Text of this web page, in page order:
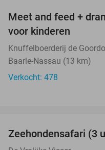
Meet and feed +
voor kinderen
Knuffelboerderij de
Baarle-Nassau (13 km)
Verkocht: 478
Zeehondensafari (3